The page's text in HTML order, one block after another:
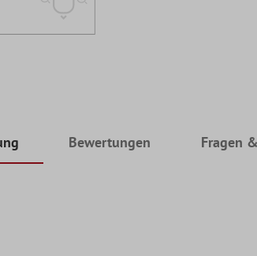
Bewertungen Fragen